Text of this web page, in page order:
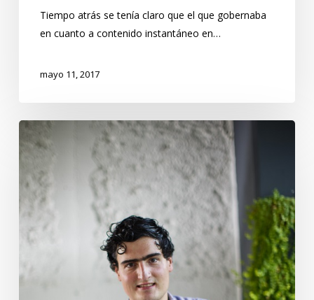
Tiempo atrás se tenía claro que el que gobernaba
en cuanto a contenido instantáneo en…
mayo 11, 2017